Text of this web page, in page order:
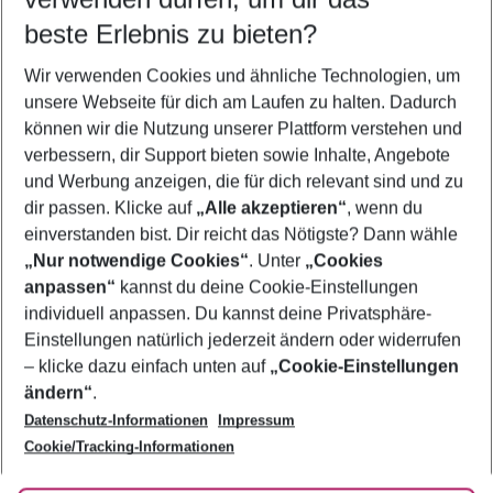
5-8 Nächte
2 Erwachsene Keine Kinder
Mehr Filter anzeigen
Footer
Footer navigation
Über uns
AGB
Bestpreisgarantie
Cookie-Einstellungen ändern
Cookie-Richtlinie
Agenturbetreuung
Barrierefreies Reisen
Folge uns
beste Erlebnis zu bieten?
Wir verwenden Cookies und ähnliche Technologien, um
unsere Webseite für dich am Laufen zu halten. Dadurch
können wir die Nutzung unserer Plattform verstehen und
verbessern, dir Support bieten sowie Inhalte, Angebote
und Werbung anzeigen, die für dich relevant sind und zu
dir passen. Klicke auf „Alle akzeptieren“, wenn du
einverstanden bist. Dir reicht das Nötigste? Dann wähle
„Nur notwendige Cookies“. Unter „Cookies
anpassen“ kannst du deine Cookie-Einstellungen
individuell anpassen. Du kannst deine Privatsphäre-
Einstellungen natürlich jederzeit ändern oder widerrufen
– klicke dazu einfach unten auf „Cookie-Einstellungen
ändern“.
Datenschutz-Informationen
Impressum
Cookie/Tracking-Informationen